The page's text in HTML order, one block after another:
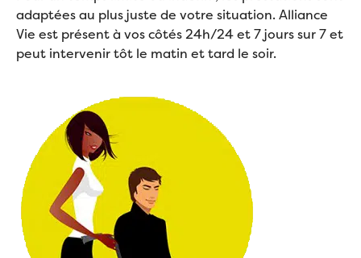
adaptées au plus juste de votre situation. Alliance
Vie est présent à vos côtés 24h/24 et 7 jours sur 7 et
peut intervenir tôt le matin et tard le soir.